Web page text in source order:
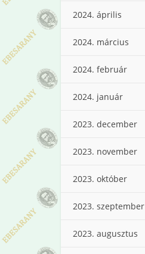
2024. április
2024. március
2024. február
2024. január
2023. december
2023. november
2023. október
2023. szeptember
2023. augusztus